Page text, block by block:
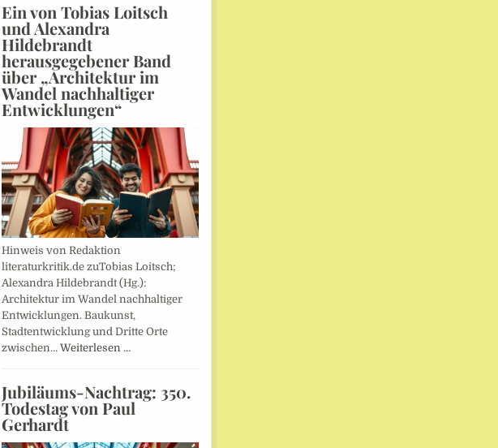
Ein von Tobias Loitsch
und Alexandra
Hildebrandt
herausgegebener Band
über „Architektur im
Wandel nachhaltiger
Entwicklungen“
Hinweis von Redaktion
literaturkritik.de zuTobias Loitsch;
Alexandra Hildebrandt (Hg.):
Architektur im Wandel nachhaltiger
Entwicklungen. Baukunst,
Stadtentwicklung und Dritte Orte
zwischen… Weiterlesen …
Jubiläums-Nachtrag: 350.
Todestag von Paul
Gerhardt